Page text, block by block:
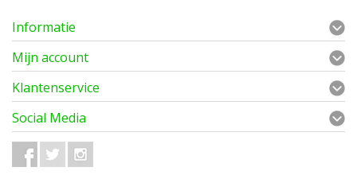
Informatie
Mijn account
Klantenservice
Social Media